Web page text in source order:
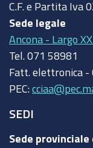
C.F. e Partita Iva
Sede legale
Ancona - Largo
Tel. 071 58981
Fatt. elettronica -
PEC:
SEDI
Sede provinciale